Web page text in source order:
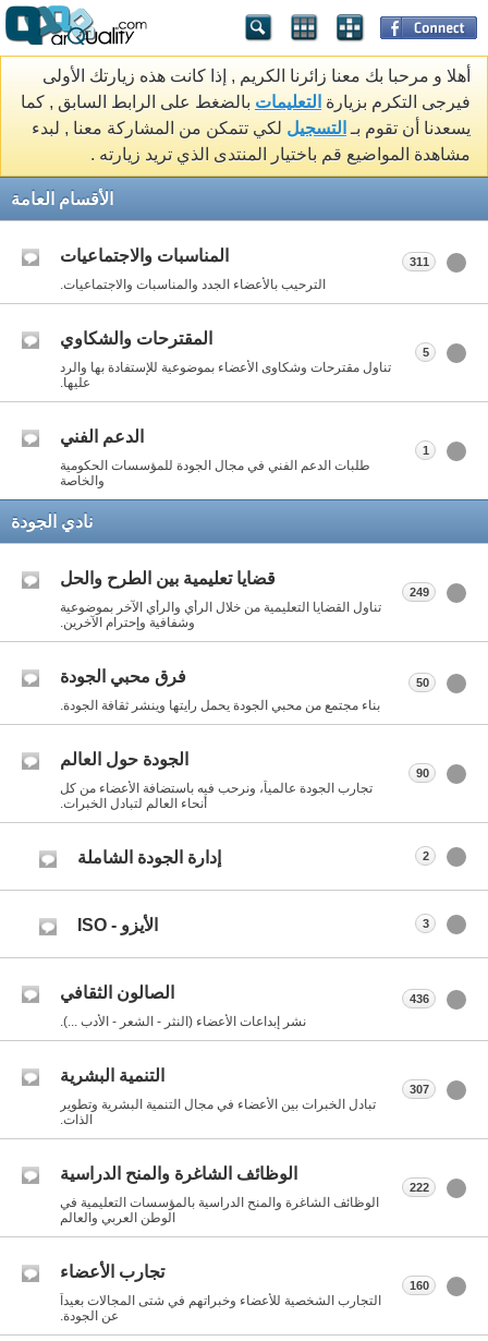
أهلا و مرحبا بك معنا زائرنا الكريم , إذا كانت هذه زيارتك الأولى
فيرجى التكرم بزيارة التعليمات بالضغط على الرابط السابق , كما
يسعدنا أن تقوم بـ التسجيل لكي تتمكن من المشاركة معنا , لبدء
مشاهدة المواضيع قم باختيار المنتدى الذي تريد زيارته .
الأقسام العامة
المناسبات والاجتماعيات
الترحيب بالأعضاء الجدد والمناسبات والاجتماعيات.
311
المقترحات والشكاوي
تناول مقترحات وشكاوى الأعضاء بموضوعية للإستفادة بها والرد
عليها.
5
الدعم الفني
طلبات الدعم الفني في مجال الجودة للمؤسسات الحكومية
والخاصة
1
نادي الجودة
قضايا تعليمية بين الطرح والحل
تناول القضايا التعليمية من خلال الرأي والرأي الآخر بموضوعية
وشفافية وإحترام الآخرين.
249
فرق محبي الجودة
بناء مجتمع من محبي الجودة يحمل رايتها وينشر ثقافة الجودة.
50
الجودة حول العالم
تجارب الجودة عالمياً، ونرحب فيه باستضافة الأعضاء من كل
أنحاء العالم لتبادل الخبرات.
90
إدارة الجودة الشاملة 2
الأيزو - ISO 3
الصالون الثقافي
نشر إبداعات الأعضاء (النثر - الشعر - الأدب ...).
436
التنمية البشرية
تبادل الخبرات بين الأعضاء في مجال التنمية البشرية وتطوير
الذات.
307
الوظائف الشاغرة والمنح الدراسية
الوظائف الشاغرة والمنح الدراسية بالمؤسسات التعليمية في
الوطن العربي والعالم
222
تجارب الأعضاء
التجارب الشخصية للأعضاء وخبراتهم في شتى المجالات بعيداً
عن الجودة.
160